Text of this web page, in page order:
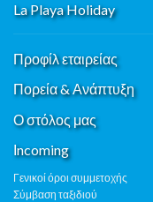
La Playa Holiday
Προφίλ εταιρείας
Πορεία & Ανάπτυξη
Ο στόλος μας
Ιncoming
Γενικοί όροι συμμετοχής
Σύμβαση ταξιδιού